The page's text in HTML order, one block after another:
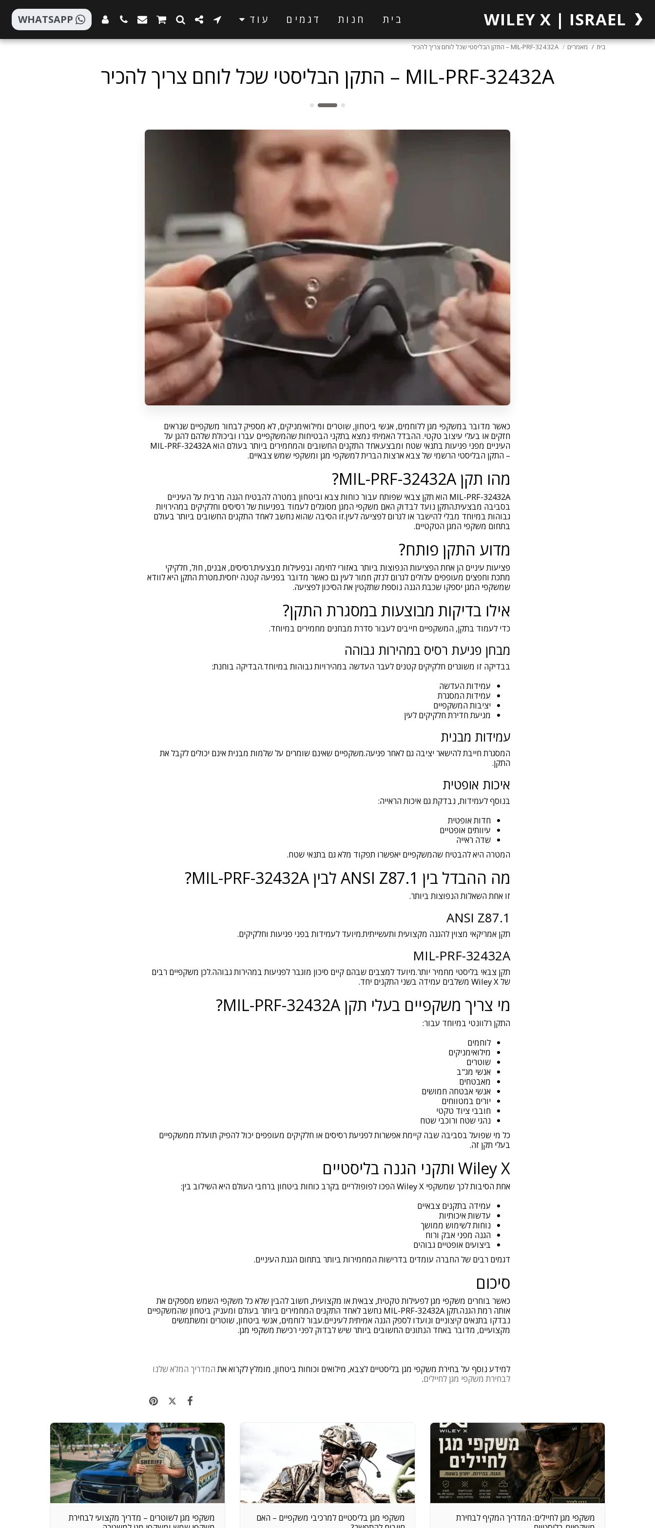
WILEY X | ISRAEL בית חנות דגמים עוד WHATSAPP
בית מאמרים MIL-PRF-32432A – התקן הבליסטי שכל לוחם צריך להכיר
MIL-PRF-32432A – התקן הבליסטי שכל לוחם צריך להכיר
כאשר מדובר במשקפי מגן ללוחמים, אנשי ביטחון, שוטרים ומילואימניקים, לא מספיק לבחור משקפיים שנראים
חזקים או בעלי עיצוב טקטי. ההבדל האמיתי נמצא בתקני הבטיחות שהמשקפיים עברו וביכולת שלהם להגן על
העיניים מפני פגיעות בתנאי שטח ומבצע.אחד התקנים החשובים והמחמירים ביותר בעולם הוא MIL-PRF-32432A
– התקן הבליסטי הרשמי של צבא ארצות הברית למשקפי מגן ומשקפי שמש צבאיים.
מהו תקן MIL-PRF-32432A?
MIL-PRF-32432A הוא תקן צבאי שפותח עבור כוחות צבא וביטחון במטרה להבטיח הגנה מרבית על העיניים
בסביבה מבצעית.התקן נועד לבדוק האם משקפי המגן מסוגלים לעמוד בפגיעות של רסיסים וחלקיקים במהירויות
גבוהות במיוחד מבלי להישבר או לגרום לפציעה לעין.זו הסיבה שהוא נחשב לאחד התקנים החשובים ביותר בעולם
בתחום משקפי המגן הטקטיים.
מדוע התקן פותח?
פציעות עיניים הן אחת הפציעות הנפוצות ביותר באזורי לחימה ובפעילות מבצעית.רסיסים, אבנים, חול, חלקיקי
מתכת וחפצים מעופפים עלולים לגרום לנזק חמור לעין גם כאשר מדובר בפגיעה קטנה יחסית.מטרת התקן היא לוודא
שמשקפי המגן יספקו שכבת הגנה נוספת שתקטין את הסיכון לפציעה.
אילו בדיקות מבוצעות במסגרת התקן?
כדי לעמוד בתקן, המשקפיים חייבים לעבור סדרת מבחנים מחמירים במיוחד.
מבחן פגיעת רסיס במהירות גבוהה
בבדיקה זו משוגרים חלקיקים קטנים לעבר העדשה במהירויות גבוהות במיוחד.הבדיקה בוחנת:
עמידות העדשה
עמידות המסגרת
יציבות המשקפיים
מניעת חדירת חלקיקים לעין
עמידות מבנית
המסגרת חייבת להישאר יציבה גם לאחר פגיעה.משקפיים שאינם שומרים על שלמות מבנית אינם יכולים לקבל את
התקן.
איכות אופטית
בנוסף לעמידות, נבדקת גם איכות הראייה:
חדות אופטית
עיוותים אופטיים
שדה ראייה
המטרה היא להבטיח שהמשקפיים יאפשרו תפקוד מלא גם בתנאי שטח.
מה ההבדל בין ANSI Z87.1 לבין MIL-PRF-32432A?
זו אחת השאלות הנפוצות ביותר.
ANSI Z87.1
תקן אמריקאי מצוין להגנה מקצועית ותעשייתית.מיועד לעמידות בפני פגיעות וחלקיקים.
MIL-PRF-32432A
תקן צבאי בליסטי מחמיר יותר.מיועד למצבים שבהם קיים סיכון מוגבר לפגיעות במהירות גבוהה.לכן משקפיים רבים
של Wiley X משלבים עמידה בשני התקנים יחד.
מי צריך משקפיים בעלי תקן MIL-PRF-32432A?
התקן רלוונטי במיוחד עבור:
לוחמים
מילואימניקים
שוטרים
אנשי מג"ב
מאבטחים
אנשי אבטחה חמושים
יורים במטווחים
חובבי ציוד טקטי
נהגי שטח ורוכבי שטח
כל מי שפועל בסביבה שבה קיימת אפשרות לפגיעת רסיסים או חלקיקים מעופפים יכול להפיק תועלת ממשקפיים
בעלי תקן זה.
Wiley X ותקני הגנה בליסטיים
אחת הסיבות לכך שמשקפי Wiley X הפכו לפופולריים בקרב כוחות ביטחון ברחבי העולם היא השילוב בין:
עמידה בתקנים צבאיים
עדשות איכותיות
נוחות לשימוש ממושך
הגנה מפני אבק ורוח
ביצועים אופטיים גבוהים
דגמים רבים של החברה עומדים בדרישות המחמירות ביותר בתחום הגנת העיניים.
סיכום
כאשר בוחרים משקפי מגן לפעילות טקטית, צבאית או מקצועית, חשוב להבין שלא כל משקפי השמש מספקים את
אותה רמת הגנה.תקן MIL-PRF-32432A נחשב לאחד התקנים המחמירים ביותר בעולם ומעניק ביטחון שהמשקפיים
נבדקו בתנאים קיצוניים ונועדו לספק הגנה אמיתית לעיניים.עבור לוחמים, אנשי ביטחון, שוטרים ומשתמשים
מקצועיים, מדובר באחד הנתונים החשובים ביותר שיש לבדוק לפני רכישת משקפי מגן.
למידע נוסף על בחירת משקפי מגן בליסטיים לצבא, מילואים וכוחות ביטחון, מומלץ לקרוא את המדריך המלא שלנו
לבחירת משקפי מגן לחיילים.
משקפי מגן לחיילים: המדריך המקיף לבחירת
משקפי מגן בליסטיים למרכיבי משקפיים – האם
משקפי מגן לשוטרים – מדריך מקצועי לבחירת